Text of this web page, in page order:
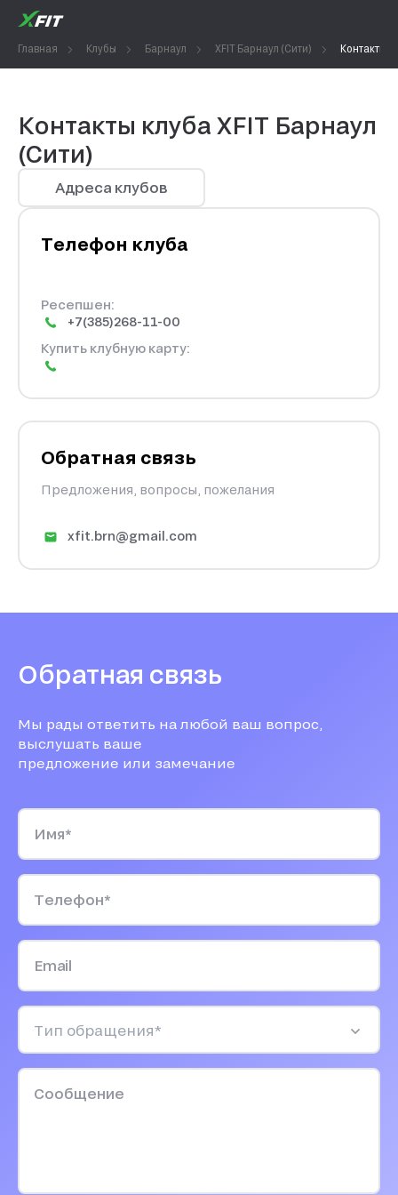
Главная Клубы Барнаул XFIT Барнаул (Сити) Контакты
Контакты клуба XFIT Барнаул
(Сити)
Адреса клубов
Телефон клуба
Ресепшен:
+7(385)268-11-00
Купить клубную карту:
Обратная связь
Предложения, вопросы, пожелания
xfit.brn@gmail.com
Обратная связь
Мы рады ответить на любой ваш вопрос,
выслушать ваше
предложение или замечание